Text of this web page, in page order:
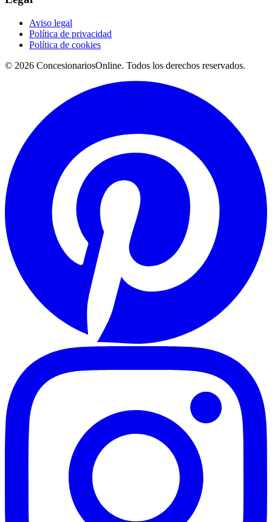
Aviso legal
Política de privacidad
Política de cookies
© 2026 ConcesionariosOnline. Todos los derechos reservados.